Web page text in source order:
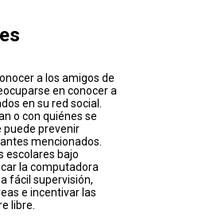
a los amigos de
en conocer a
en su red social.
o con quiénes se
prevenir
mencionados.
escolares bajo
la computadora
fácil supervisión,
e incentivar las
libre.